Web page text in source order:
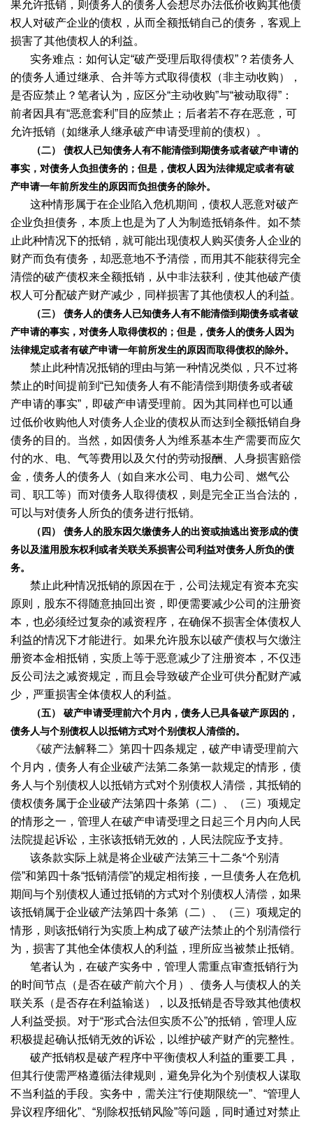
果允许抵销，则债务人的债务人会想尽办法低价收购其他债
权人对破产企业的债权，从而全额抵销自己的债务，客观上
损害了其他债权人的利益。
实务难点：如何认定“破产受理后取得债权”？若债务人
的债务人通过继承、合并等方式取得债权（非主动收购），
是否应禁止？笔者认为，应区分“主动收购”与“被动取得”：
前者因具有“恶意套利”目的应禁止；后者若不存在恶意，可
允许抵销（如继承人继承破产申请受理前的债权）。
（二） 债权人已知债务人有不能清偿到期债务或者破产申请的
事实，对债务人负担债务的；但是，债权人因为法律规定或者有破
产申请一年前所发生的原因而负担债务的除外。
这种情形属于在企业陷入危机期间，债权人恶意对破产
企业负担债务，本质上也是为了人为制造抵销条件。如不禁
止此种情况下的抵销，就可能出现债权人购买债务人企业的
财产而负有债务，却恶意地不予清偿，而用其不能获得完全
清偿的破产债权来全额抵销，从中非法获利，使其他破产债
权人可分配破产财产减少，同样损害了其他债权人的利益。
（三） 债务人的债务人已知债务人有不能清偿到期债务或者破
产申请的事实，对债务人取得债权的；但是，债务人的债务人因为
法律规定或者有破产申请一年前所发生的原因而取得债权的除外。
禁止此种情况抵销的理由与第一种情况类似，只不过将
禁止的时间提前到“已知债务人有不能清偿到期债务或者破
产申请的事实”，即破产申请受理前。因为其同样也可以通
过低价收购他人对债务人企业的债权从而达到全额抵销自身
债务的目的。当然，如因债务人为维系基本生产需要而应欠
付的水、电、气等费用以及欠付的劳动报酬、人身损害赔偿
金，债务人的债务人（如自来水公司、电力公司、燃气公
司、职工等）而对债务人取得债权，则是完全正当合法的，
可以与对债务人所负的债务进行抵销。
（四） 债务人的股东因欠缴债务人的出资或抽逃出资形成的债
务以及滥用股东权利或者关联关系损害公司利益对债务人所负的债
务。
禁止此种情况抵销的原因在于，公司法规定有资本充实
原则，股东不得随意抽回出资，即便需要减少公司的注册资
本，也必须经过复杂的减资程序，在确保不损害全体债权人
利益的情况下才能进行。如果允许股东以破产债权与欠缴注
册资本金相抵销，实质上等于恶意减少了注册资本，不仅违
反公司法之减资规定，而且会导致破产企业可供分配财产减
少，严重损害全体债权人的利益。
（五） 破产申请受理前六个月内，债务人已具备破产原因的，
债务人与个别债权人以抵销方式对个别债权人清偿的。
《破产法解释二》第四十四条规定，破产申请受理前六
个月内，债务人有企业破产法第二条第一款规定的情形，债
务人与个别债权人以抵销方式对个别债权人清偿，其抵销的
债权债务属于企业破产法第四十条第（二）、（三）项规定
的情形之一，管理人在破产申请受理之日起三个月内向人民
法院提起诉讼，主张该抵销无效的，人民法院应予支持。
该条款实际上就是将企业破产法第三十二条“个别清
偿”和第四十条“抵销清偿”的规定相衔接，一旦债务人在危机
期间与个别债权人通过抵销的方式对个别债权人清偿，如果
该抵销属于企业破产法第四十条第（二）、（三）项规定的
情形，则该抵销行为实质上构成了破产法禁止的个别清偿行
为，损害了其他全体债权人的利益，理所应当被禁止抵销。
笔者认为，在破产实务中，管理人需重点审查抵销行为
的时间节点（是否在破产前六个月）、债务人与债权人的关
联关系（是否存在利益输送），以及抵销是否导致其他债权
人利益受损。对于“形式合法但实质不公”的抵销，管理人应
积极提起确认抵销无效的诉讼，以维护破产财产的完整性。
破产抵销权是破产程序中平衡债权人利益的重要工具，
但其行使需严格遵循法律规则，避免异化为个别债权人谋取
不当利益的手段。实务中，需关注“行使期限统一”、“管理人
异议程序细化”、“别除权抵销风险”等问题，同时通过对禁止